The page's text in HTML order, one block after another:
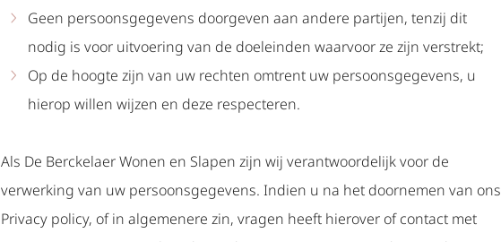
Geen persoonsgegevens doorgeven aan andere partijen, tenzij dit
nodig is voor uitvoering van de doeleinden waarvoor ze zijn verstrekt;
Op de hoogte zijn van uw rechten omtrent uw persoonsgegevens, u
hierop willen wijzen en deze respecteren.
Als De Berckelaer Wonen en Slapen zijn wij verantwoordelijk voor de
verwerking van uw persoonsgegevens. Indien u na het doornemen van ons
Privacy policy, of in algemenere zin, vragen heeft hierover of contact met